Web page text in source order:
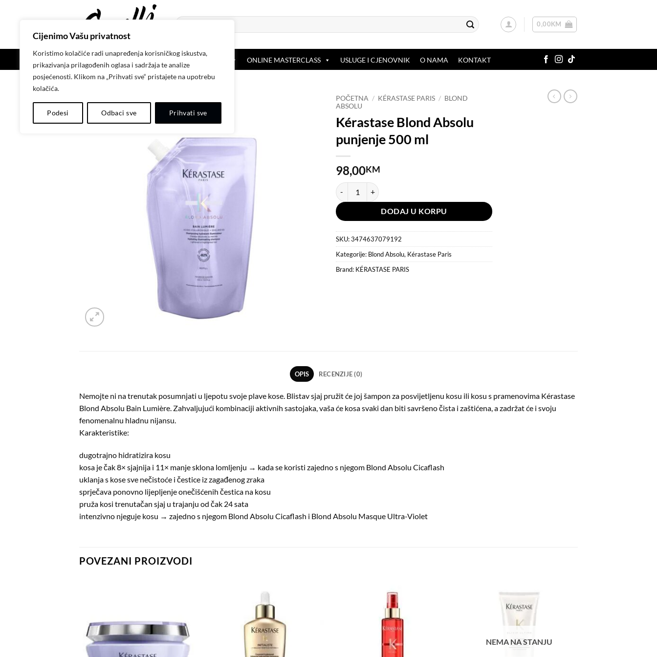
Cijenimo Vašu privatnost
Koristimo kolačiće radi unapređenja korisničkog iskustva,
prikazivanja prilagođenih oglasa i sadržaja te analize
posjećenosti. Klikom na „Prihvati sve“ pristajete na upotrebu
kolačića.
Podesi Odbaci sve Prihvati sve
Pretraži: 0,00KM
ONLINE MASTERCLASS USLUGE I CJENOVNIK O NAMA KONTAKT
POČETNA / KÉRASTASE PARIS / BLOND
ABSOLU
Kérastase Blond Absolu
punjenje 500 ml
98,00KM
Kérastase Blond Absolu punjenje 500 ml količina
DODAJ U KORPU
SKU:3474637079192
Kategorije: Blond Absolu, Kérastase Paris
Brand: KÉRASTASE PARIS
OPIS RECENZIJE (0)
Nemojte ni na trenutak posumnjati u ljepotu svoje plave kose. Blistav sjaj pružit će joj šampon za posvijetljenu kosu ili kosu s pramenovima Kérastase
Blond Absolu Bain Lumière. Zahvaljujući kombinaciji aktivnih sastojaka, vaša će kosa svaki dan biti savršeno čista i zaštićena, a zadržat će i svoju
fenomenalnu hladnu nijansu.
Karakteristike:
dugotrajno hidratizira kosu
kosa je čak 8× sjajnija i 11× manje sklona lomljenju → kada se koristi zajedno s njegom Blond Absolu Cicaflash
uklanja s kose sve nečistoće i čestice iz zagađenog zraka
sprječava ponovno lijepljenje onečišćenih čestica na kosu
pruža kosi trenutačan sjaj u trajanju od čak 24 sata
intenzivno njeguje kosu → zajedno s njegom Blond Absolu Cicaflash i Blond Absolu Masque Ultra-Violet
POVEZANI PROIZVODI
želja
NEMA NA STANJU